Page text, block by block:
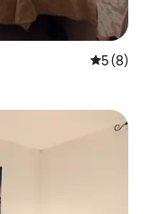
평점 5점
5 (8)